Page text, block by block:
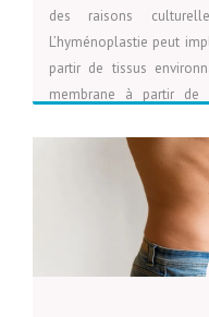
des raisons
L’hyménoplastie peut
partir de tissus
membrane à partir de
crucial de discuter
professionnel de
conscientes que la
sexuelle ni les
réassurance et de
LIRE LA SUITE